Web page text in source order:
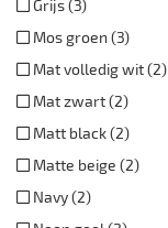
Grijs (3)
Mos groen (3)
Mat volledig wit (2)
Mat zwart (2)
Matt black (2)
Matte beige (2)
Navy (2)